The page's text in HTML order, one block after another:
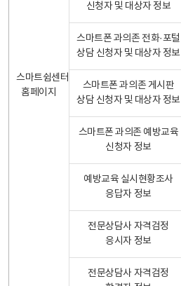
스마트쉼센터
홈페이지
신청자 및 대상자 정보
스마트폰 과의존 전화·포털
상담 신청자 및 대상자 정보
스마트폰 과의존 게시판
상담 신청자 및 대상자 정보
스마트폰 과의존 예방교육
신청자 정보
예방교육 실시현황조사
응답자 정보
전문상담사 자격검정
응시자 정보
전문상담사 자격검정